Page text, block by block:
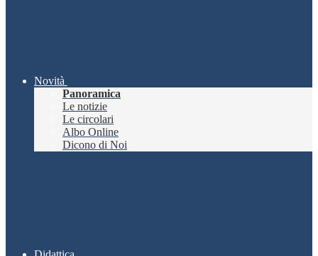
Novità
Panoramica
Le notizie
Le circolari
Albo Online
Dicono di Noi